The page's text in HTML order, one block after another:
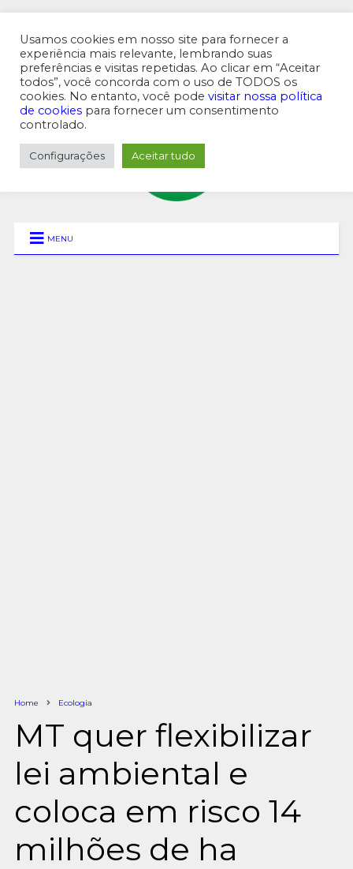
MENU SUPERIOR
MENU
Home Ecologia
MT quer flexibilizar
lei ambiental e
coloca em risco 14
milhões de ha
Usamos cookies em nosso site para fornecer a
experiência mais relevante, lembrando suas
preferências e visitas repetidas. Ao clicar em “Aceitar
todos”, você concorda com o uso de TODOS os
cookies. No entanto, você pode visitar nossa política
de cookies para fornecer um consentimento
controlado.
Configurações Aceitar tudo